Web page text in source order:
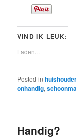
VIND IK LEUK:
Laden...
Posted in
onhandig,
Handig?